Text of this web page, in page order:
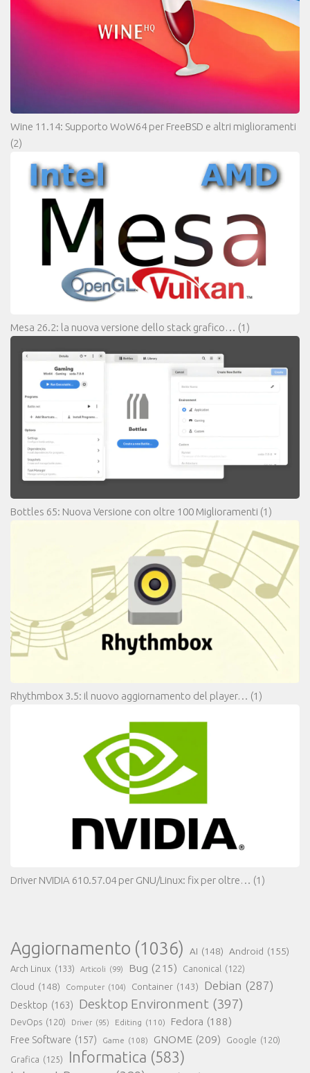
Wine 11.14: Supporto WoW64 per FreeBSD e altri miglioramenti
(2)
Mesa 26.2: la nuova versione dello stack grafico… (1)
Bottles 65: Nuova Versione con oltre 100 Miglioramenti (1)
Rhythmbox 3.5: il nuovo aggiornamento del player… (1)
Driver NVIDIA 610.57.04 per GNU/Linux: fix per oltre… (1)
Aggiornamento (1036) AI (148) Android (155)
Arch Linux (133) Articoli (99) Bug (215) Canonical (122)
Cloud (148) Computer (104) Container (143) Debian (287)
Desktop (163) Desktop Environment (397)
DevOps (120) Driver (95) Editing (110) Fedora (188)
Free Software (157) Game (108) GNOME (209) Google (120)
Grafica (125) Informatica (583)